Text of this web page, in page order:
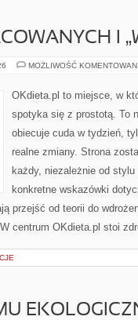
I
MOŻLIWOŚĆ
OKdieta.pl to miejsce, w
spotyka się z prostotą. To
obiecuje cuda w tydzień,
realne zmiany. Strona
każdy, niezależnie od
konkretne wskazówki
przejść od teorii do
centrum OKdieta.pl stoi